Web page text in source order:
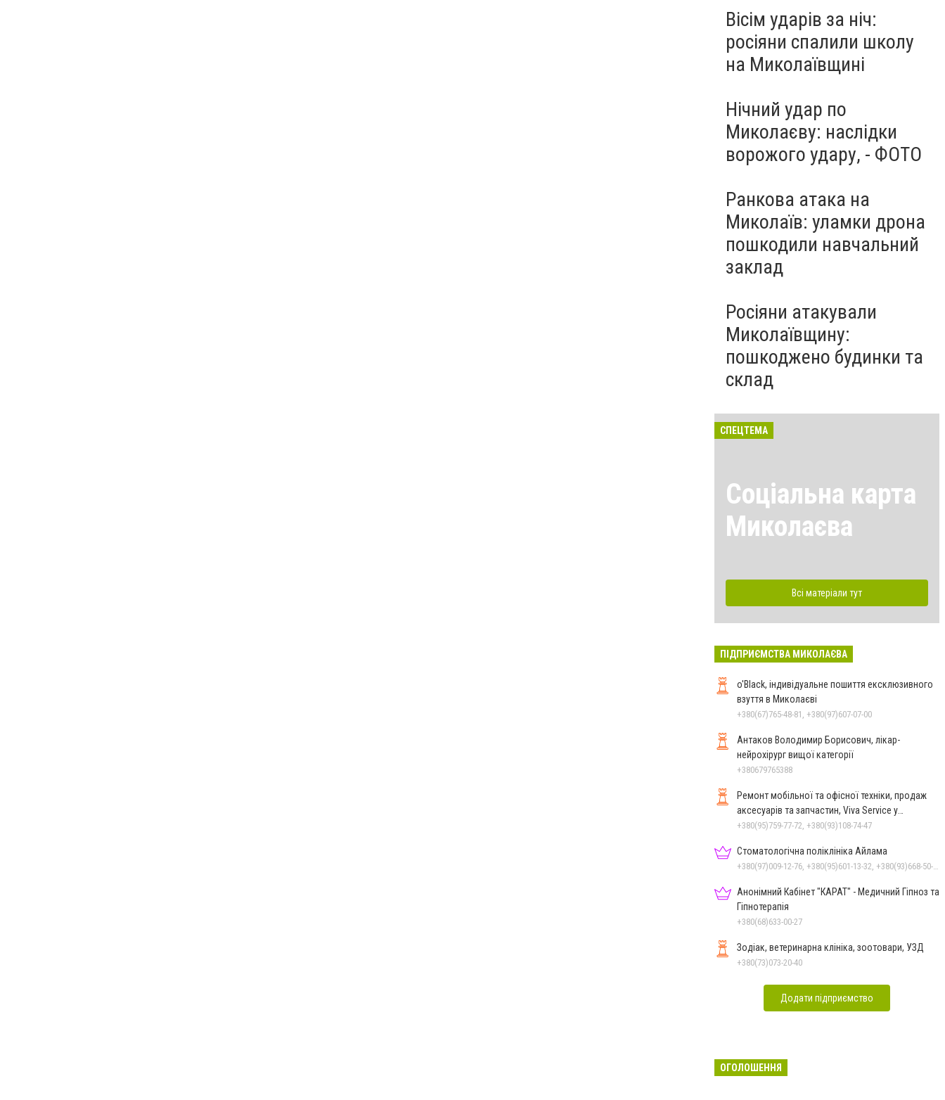
перезавантаження
ПАРТНЕРСЬКИЙ СПЕЦПРОЄКТ
Вісім ударів за ніч:
росіяни спалили школу
на Миколаївщині
Нічний удар по
Миколаєву: наслідки
ворожого удару, - ФОТО
Ранкова атака на
Миколаїв: уламки дрона
пошкодили навчальний
заклад
Росіяни атакували
Миколаївщину:
пошкоджено будинки та
склад
СПЕЦТЕМА
Соціальна карта
Миколаєва
Всі матеріали тут
ПІДПРИЄМСТВА МИКОЛАЄВА
o'Black, індивідуальне пошиття ексклюзивного
взуття в Миколаєві
+380(67)765-48-81, +380(97)607-07-00
Антаков Володимир Борисович, лікар-
нейрохірург вищої категорії
+380679765388
Ремонт мобільної та офісної техніки, продаж
аксесуарів та запчастин, Viva Service у
Миколаєві
+380(95)759-77-72, +380(93)108-74-47
Стоматологічна поліклініка Айлама
Анонімний Кабінет "КАРАТ" - Медичний Гіпноз та
Гіпнотерапія
+380(68)633-00-27
Зодіак, ветеринарна клініка, зоотовари, УЗД
+380(73)073-20-40
Додати підприємство
ОГОЛОШЕННЯ